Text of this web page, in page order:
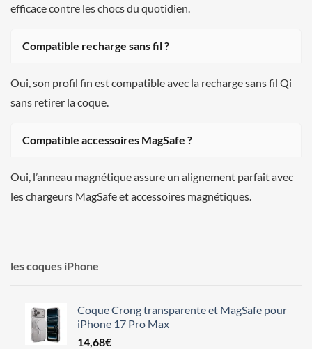
efficace contre les chocs du quotidien.
Compatible recharge sans fil ?
Oui, son profil fin est compatible avec la recharge sans fil Qi
sans retirer la coque.
Compatible accessoires MagSafe ?
Oui, l’anneau magnétique assure un alignement parfait avec
les chargeurs MagSafe et accessoires magnétiques.
les coques iPhone
Coque Crong transparente et MagSafe pour
iPhone 17 Pro Max
14,68€